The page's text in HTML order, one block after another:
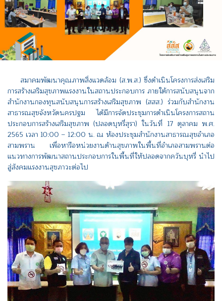
สมาคมพัฒนาคุณภาพสิ่งแวดล้อม (ส.พ.ส.) ซึ่งดำเนินโครงการส่งเสริม
การสร้างเสริมสุขภาพแรงงานในสถานประกอบการ ภายใต้การสนับสนุนจาก
สำนักงานกองทุนสนับสนุนการสร้างเสริมสุขภาพ (สสส.) ร่วมกับสำนักงาน
สาธารณสุขจังหวัดนครปฐม ได้มีการจัดประชุมการดำเนินโครงการสถาน
ประกอบการสร้างเสริมสุขภาพ (ปลอดบุหรี่สุรา) ในวันที่ 17 ตุลาคม พ.ศ.
2565 เวลา 10:00 – 12:00 น. ณ ห้องประชุมสำนักงานสาธารณสุขอำเภอ
สามพราน เพื่อหารือหน่วยงานด้านสุขภาพในพื้นที่อำเภอสามพรานต่อ
แนวทางการพัฒนาสถานประกอบการในพื้นที่ให้ปลอดจากควันบุหรี่ นำไป
สู่สังคมแรงงานสุขภาวะต่อไป